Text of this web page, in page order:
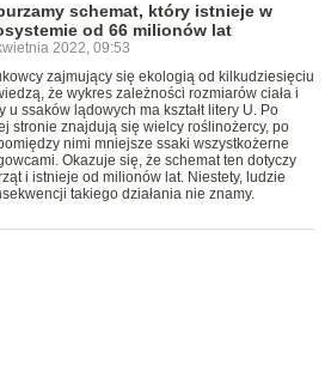
schemat, który istnieje w
od 66 milionów lat
2022, 09:53
zajmujący się ekologią od kilkudziesięciu
że wykres zależności rozmiarów ciała i
u ssaków lądowych ma kształt litery U. Po
stronie znajdują się wielcy roślinożercy, po
nimi mniejsze ssaki wszystkożerne
Okazuje się, że schemat ten dotyczy
i istnieje od milionów lat. Niestety, ludzie
takiego działania nie znamy.